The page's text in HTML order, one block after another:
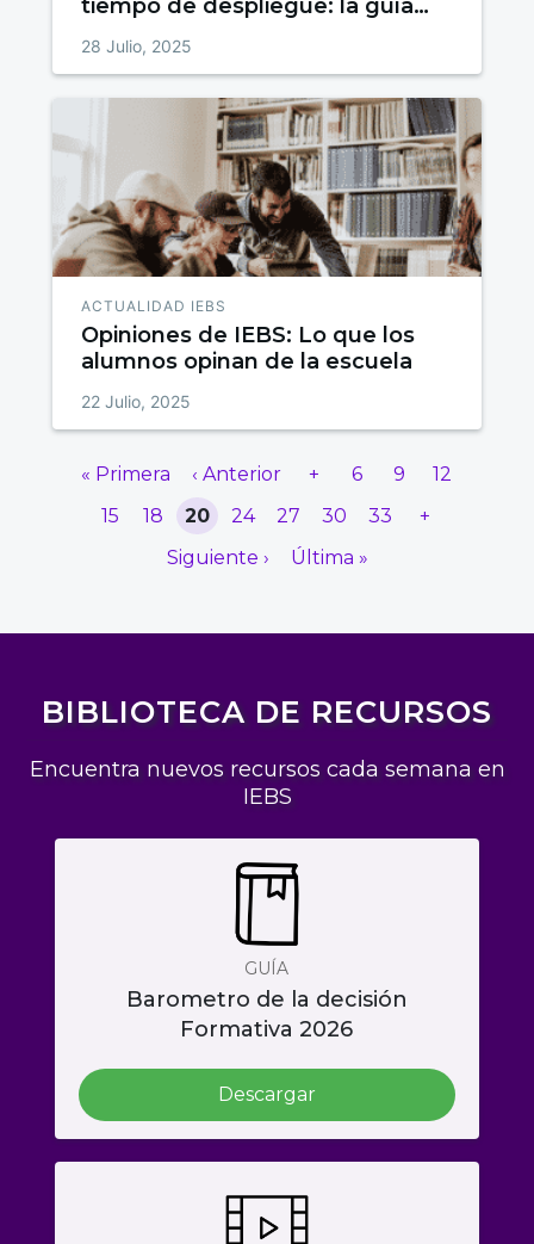
tiempo de despliegue: la guía
28 Julio, 2025
ACTUALIDAD IEBS
Opiniones de IEBS: Lo que los
alumnos opinan de la escuela
22 Julio, 2025
« Primera ‹ Anterior + 6 9
12
15
18 20 24 27 30 33
+
Siguiente ›
Última »
BIBLIOTECA DE RECURSOS
Encuentra nuevos recursos cada semana en
IEBS
GUÍA
Barometro de la decisión
Formativa 2026
Descargar